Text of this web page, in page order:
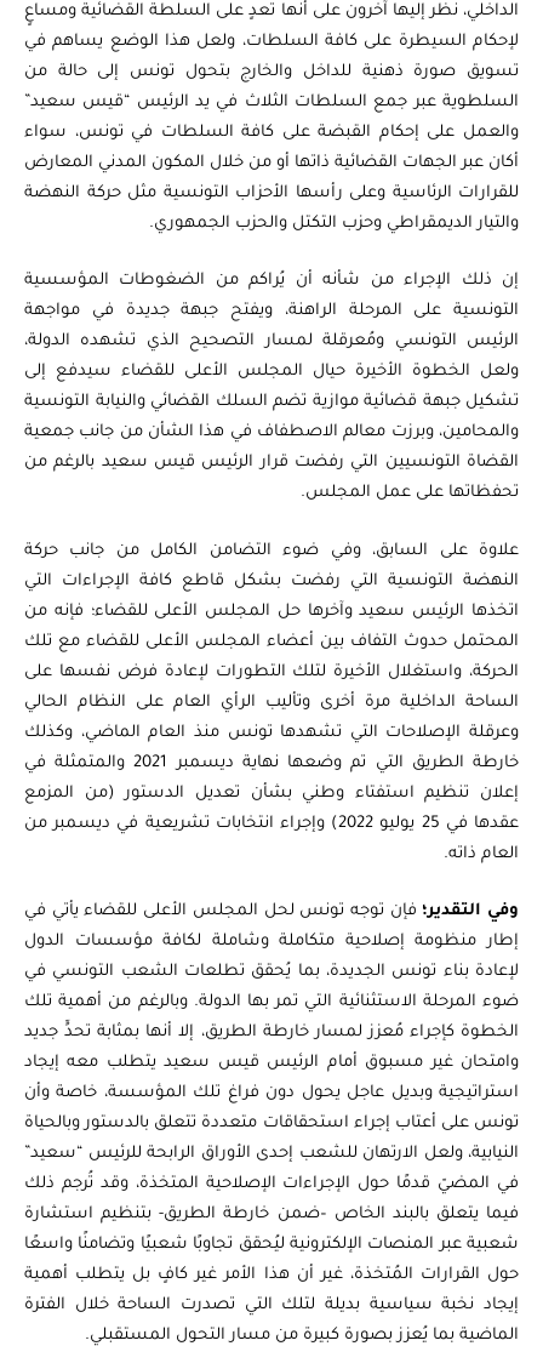
الداخلي، نظر إليها آخرون على أنها تعدٍ على السلطة القضائية ومساعٍ
لإحكام السيطرة على كافة السلطات، ولعل هذا الوضع يساهم في
تسويق صورة ذهنية للداخل والخارج بتحول تونس إلى حالة من
السلطوية عبر جمع السلطات الثلاث في يد الرئيس “قيس سعيد”
والعمل على إحكام القبضة على كافة السلطات في تونس، سواء
أكان عبر الجهات القضائية ذاتها أو من خلال المكون المدني المعارض
للقرارات الرئاسية وعلى رأسها الأحزاب التونسية مثل حركة النهضة
والتيار الديمقراطي وحزب التكتل والحزب الجمهوري.
إن ذلك الإجراء من شأنه أن يُراكم من الضغوطات المؤسسية
التونسية على المرحلة الراهنة، ويفتح جبهة جديدة في مواجهة
الرئيس التونسي ومُعرقلة لمسار التصحيح الذي تشهده الدولة،
ولعل الخطوة الأخيرة حيال المجلس الأعلى للقضاء سيدفع إلى
تشكيل جبهة قضائية موازية تضم السلك القضائي والنيابة التونسية
والمحامين، وبرزت معالم الاصطفاف في هذا الشأن من جانب جمعية
القضاة التونسيين التي رفضت قرار الرئيس قيس سعيد بالرغم من
تحفظاتها على عمل المجلس.
علاوة على السابق، وفي ضوء التضامن الكامل من جانب حركة
النهضة التونسية التي رفضت بشكل قاطع كافة الإجراءات التي
اتخذها الرئيس سعيد وآخرها حل المجلس الأعلى للقضاء؛ فإنه من
المحتمل حدوث التفاف بين أعضاء المجلس الأعلى للقضاء مع تلك
الحركة، واستغلال الأخيرة لتلك التطورات لإعادة فرض نفسها على
الساحة الداخلية مرة أخرى وتأليب الرأي العام على النظام الحالي
وعرقلة الإصلاحات التي تشهدها تونس منذ العام الماضي، وكذلك
خارطة الطريق التي تم وضعها نهاية ديسمبر 2021 والمتمثلة في
إعلان تنظيم استفتاء وطني بشأن تعديل الدستور (من المزمع
عقدها في 25 يوليو 2022) وإجراء انتخابات تشريعية في ديسمبر من
العام ذاته.
وفي التقدير؛فإن توجه تونس لحل المجلس الأعلى للقضاء يأتي في
إطار منظومة إصلاحية متكاملة وشاملة لكافة مؤسسات الدول
لإعادة بناء تونس الجديدة، بما يُحقق تطلعات الشعب التونسي في
ضوء المرحلة الاستثنائية التي تمر بها الدولة. وبالرغم من أهمية تلك
الخطوة كإجراء مُعزز لمسار خارطة الطريق، إلا أنها بمثابة تحدٍّ جديد
وامتحان غير مسبوق أمام الرئيس قيس سعيد يتطلب معه إيجاد
استراتيجية وبديل عاجل يحول دون فراغ تلك المؤسسة، خاصة وأن
تونس على أعتاب إجراء استحقاقات متعددة تتعلق بالدستور وبالحياة
النيابية، ولعل الارتهان للشعب إحدى الأوراق الرابحة للرئيس “سعيد”
في المضيّ قدمًا حول الإجراءات الإصلاحية المتخذة، وقد تُرجم ذلك
فيما يتعلق بالبند الخاص –ضمن خارطة الطريق- بتنظيم استشارة
شعبية عبر المنصات الإلكترونية ليُحقق تجاوبًا شعبيًا وتضامنًا واسعًا
حول القرارات المُتخذة، غير أن هذا الأمر غير كافٍ بل يتطلب أهمية
إيجاد نخبة سياسية بديلة لتلك التي تصدرت الساحة خلال الفترة
الماضية بما يُعزز بصورة كبيرة من مسار التحول المستقبلي.